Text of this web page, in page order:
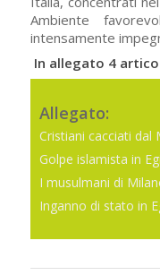
Ambiente
intensamente
In allegato 4
Allegato:
Cristiani cacciati dal
Golpe islamista in
I musulmani di
Inganno di stato in